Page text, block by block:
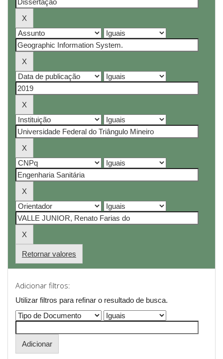
Retornar valores
Adicionar filtros:
Utilizar filtros para refinar o resultado de busca.